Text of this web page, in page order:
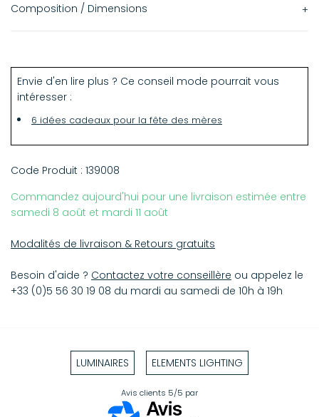
Composition / Dimensions
Fabriqué en R.P.C
Taille : 2W
Envie d'en lire plus ? Ce conseil mode pourrait vous
intéresser :
6 idées cadeaux pour la fête des mères
Code Produit : 139008
Commandez aujourd'hui pour une livraison estimée entre
samedi 8 août et mardi 11 août
Modalités de livraison & Retours gratuits
Besoin d'aide ? Contactez votre conseillère ou appelez le
+33 (0)5 56 30 19 08 du mardi au samedi de 10h à 19h
LUMINAIRES ELEMENTS LIGHTING
Avis clients 5/5 par